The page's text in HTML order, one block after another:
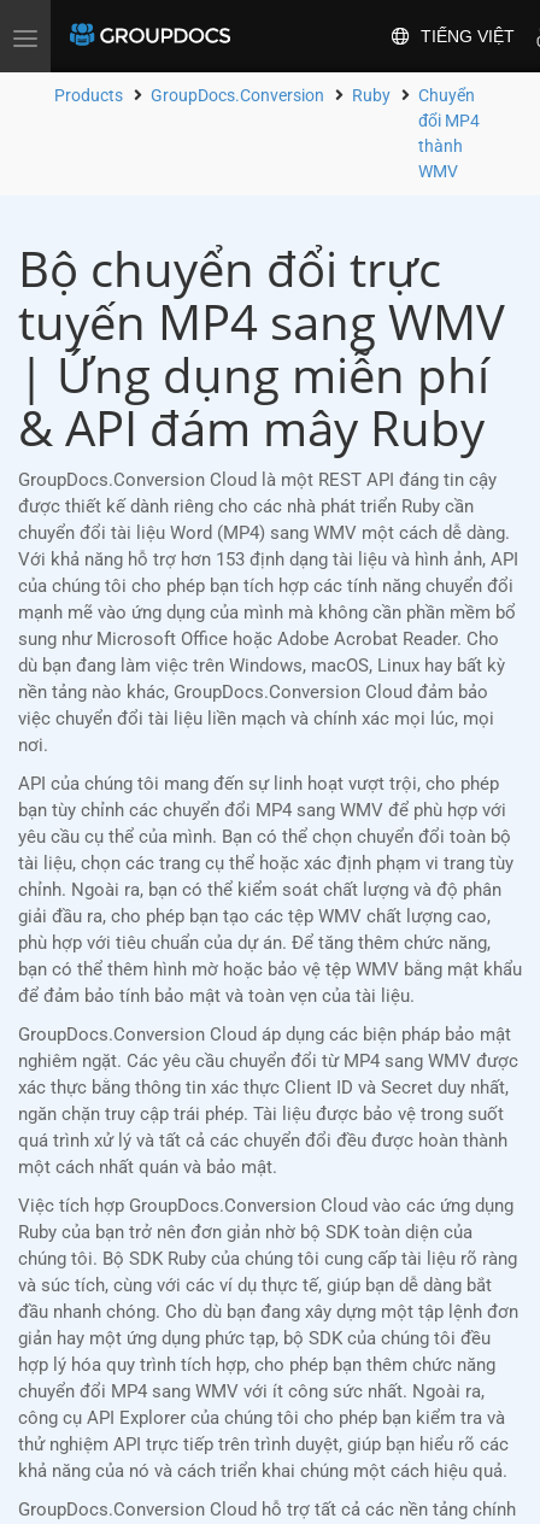
Toggle
TIẾNG VIỆT
Products GroupDocs.Conversion Ruby
Chuyển
đổi MP4
thành
WMV
Bộ chuyển đổi trực
tuyến MP4 sang WMV
| Ứng dụng miễn phí
& API đám mây Ruby
GroupDocs.Conversion Cloud là một REST API đáng tin cậy
được thiết kế dành riêng cho các nhà phát triển Ruby cần
chuyển đổi tài liệu Word (MP4) sang WMV một cách dễ dàng.
Với khả năng hỗ trợ hơn 153 định dạng tài liệu và hình ảnh, API
của chúng tôi cho phép bạn tích hợp các tính năng chuyển đổi
mạnh mẽ vào ứng dụng của mình mà không cần phần mềm bổ
sung như Microsoft Office hoặc Adobe Acrobat Reader. Cho
dù bạn đang làm việc trên Windows, macOS, Linux hay bất kỳ
nền tảng nào khác, GroupDocs.Conversion Cloud đảm bảo
việc chuyển đổi tài liệu liền mạch và chính xác mọi lúc, mọi
nơi.
API của chúng tôi mang đến sự linh hoạt vượt trội, cho phép
bạn tùy chỉnh các chuyển đổi MP4 sang WMV để phù hợp với
yêu cầu cụ thể của mình. Bạn có thể chọn chuyển đổi toàn bộ
tài liệu, chọn các trang cụ thể hoặc xác định phạm vi trang tùy
chỉnh. Ngoài ra, bạn có thể kiểm soát chất lượng và độ phân
giải đầu ra, cho phép bạn tạo các tệp WMV chất lượng cao,
phù hợp với tiêu chuẩn của dự án. Để tăng thêm chức năng,
bạn có thể thêm hình mờ hoặc bảo vệ tệp WMV bằng mật khẩu
để đảm bảo tính bảo mật và toàn vẹn của tài liệu.
GroupDocs.Conversion Cloud áp dụng các biện pháp bảo mật
nghiêm ngặt. Các yêu cầu chuyển đổi từ MP4 sang WMV được
xác thực bằng thông tin xác thực Client ID và Secret duy nhất,
ngăn chặn truy cập trái phép. Tài liệu được bảo vệ trong suốt
quá trình xử lý và tất cả các chuyển đổi đều được hoàn thành
một cách nhất quán và bảo mật.
Việc tích hợp GroupDocs.Conversion Cloud vào các ứng dụng
Ruby của bạn trở nên đơn giản nhờ bộ SDK toàn diện của
chúng tôi. Bộ SDK Ruby của chúng tôi cung cấp tài liệu rõ ràng
và súc tích, cùng với các ví dụ thực tế, giúp bạn dễ dàng bắt
đầu nhanh chóng. Cho dù bạn đang xây dựng một tập lệnh đơn
giản hay một ứng dụng phức tạp, bộ SDK của chúng tôi đều
hợp lý hóa quy trình tích hợp, cho phép bạn thêm chức năng
chuyển đổi MP4 sang WMV với ít công sức nhất. Ngoài ra,
công cụ API Explorer của chúng tôi cho phép bạn kiểm tra và
thử nghiệm API trực tiếp trên trình duyệt, giúp bạn hiểu rõ các
khả năng của nó và cách triển khai chúng một cách hiệu quả.
GroupDocs.Conversion Cloud hỗ trợ tất cả các nền tảng chính